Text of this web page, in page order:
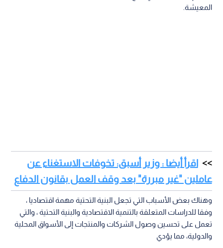
المعيشة.
اقرأ أيضا : وزير أسبق: تخوفات الاستغناء عن
عاملين "غير مبررة" بعد وقف العمل بقانون الدفاع
وهناك بعض الأسباب التي تجعل البنية التحتية مهمة اقتصاديا ،
وفقا للدراسات المتعلقة بالتنمية الاقتصادية والبنية التحتية ، والتي
تعمل على تحسين وصول الشركات والمنتجات إلى الأسواق المحلية
والدولية، مما يؤدي